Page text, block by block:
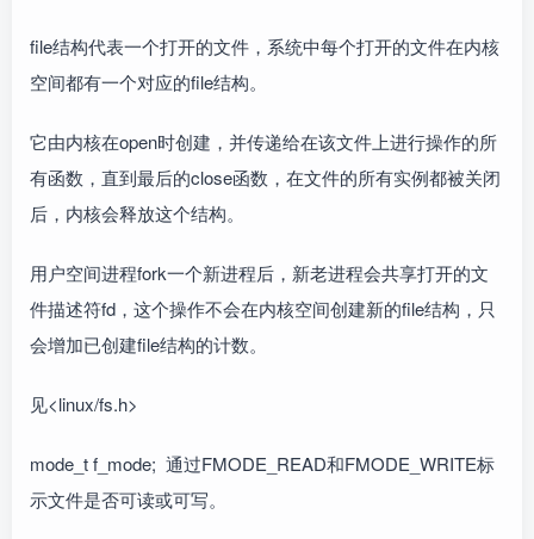
file结构代表一个打开的文件，系统中每个打开的文件在内核
空间都有一个对应的file结构。
它由内核在open时创建，并传递给在该文件上进行操作的所
有函数，直到最后的close函数，在文件的所有实例都被关闭
后，内核会释放这个结构。
用户空间进程fork一个新进程后，新老进程会共享打开的文
件描述符fd，这个操作不会在内核空间创建新的file结构，只
会增加已创建file结构的计数。
见<linux/fs.h>
mode_t f_mode; 通过FMODE_READ和FMODE_WRITE标
示文件是否可读或可写。